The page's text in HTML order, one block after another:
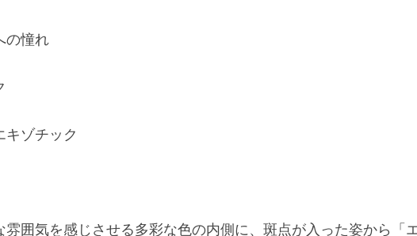
の憧れ
ゾチック
雰囲気を感じさせる多彩な色の内側に、斑点が入った姿から「